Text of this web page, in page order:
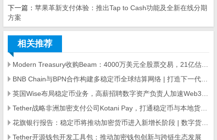
下一篇： 苹果革新支付体验：推出Tap to Cash功能及全新在线分期
方案
相关推荐
Tether开源钱包开发工具包：推动加密钱包创新与跨链生态发展